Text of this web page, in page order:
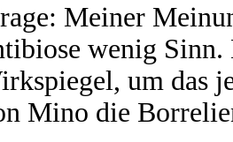
Meiner
wenig
um das
Mino die